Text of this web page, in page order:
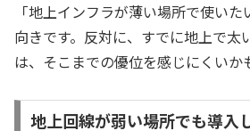
「地上インフラが薄い場所で使い
向きです。反対に、すでに地上で太
は、そこまでの優位を感じにくいか
地上回線が弱い場所でも導入